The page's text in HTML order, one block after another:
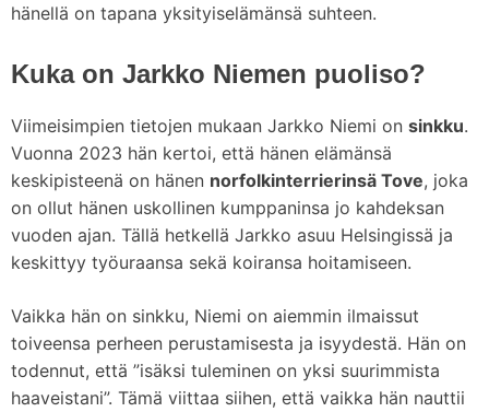
hänellä on tapana yksityiselämänsä suhteen.
Kuka on Jarkko Niemen puoliso?
Viimeisimpien tietojen mukaan Jarkko Niemi on sinkku.
Vuonna 2023 hän kertoi, että hänen elämänsä
keskipisteenä on hänen norfolkinterrierinsä Tove, joka
on ollut hänen uskollinen kumppaninsa jo kahdeksan
vuoden ajan. Tällä hetkellä Jarkko asuu Helsingissä ja
keskittyy työuraansa sekä koiransa hoitamiseen.
Vaikka hän on sinkku, Niemi on aiemmin ilmaissut
toiveensa perheen perustamisesta ja isyydestä. Hän on
todennut, että ”isäksi tuleminen on yksi suurimmista
haaveistani”. Tämä viittaa siihen, että vaikka hän nauttii